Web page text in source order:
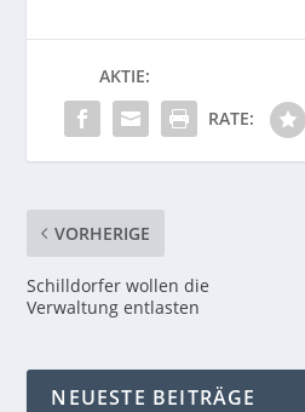
AKTIE:
RATE:
VORHERIGE
Schilldorfer wollen die
Verwaltung entlasten
NEUESTE BEITRÄGE